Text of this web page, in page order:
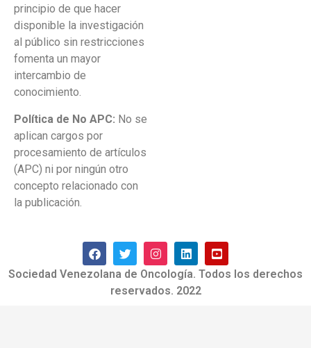
principio de que hacer
disponible la investigación
al público sin restricciones
fomenta un mayor
intercambio de
conocimiento.
Política de No APC: No se
aplican cargos por
procesamiento de artículos
(APC) ni por ningún otro
concepto relacionado con
la publicación.
Sociedad Venezolana de Oncología. Todos los derechos
reservados. 2022